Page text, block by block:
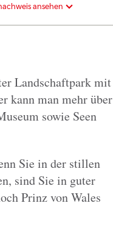
ansehen
Landschaftpark mit
kann man mehr über
sowie Seen
Sie in der stillen
sind Sie in guter
Prinz von Wales